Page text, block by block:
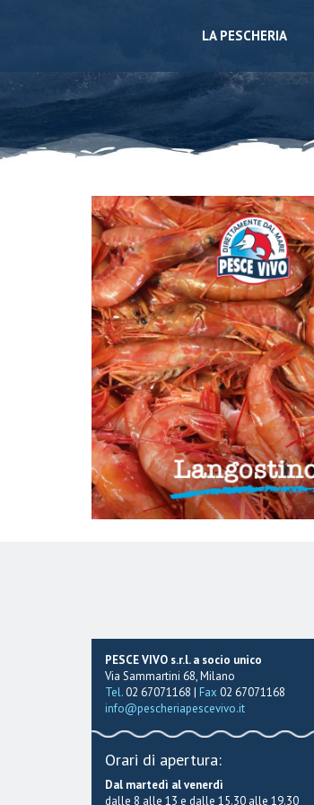
LA PESCHERIA
PESCE VIVO s.r.l. a socio unico
Via Sammartini 68, Milano
Tel.02 67071168 | Fax 02 67071168
info@pescheriapescevivo.it
Orari di apertura:
Dal martedì al venerdì
dalle 8 alle 13 e dalle 15.30 alle 19.30